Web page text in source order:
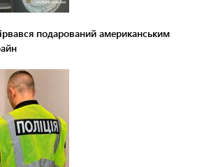
подарований американським